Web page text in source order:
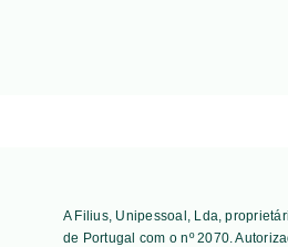
A Filius, Unipessoal, Lda,
de Portugal com o nº 2070.